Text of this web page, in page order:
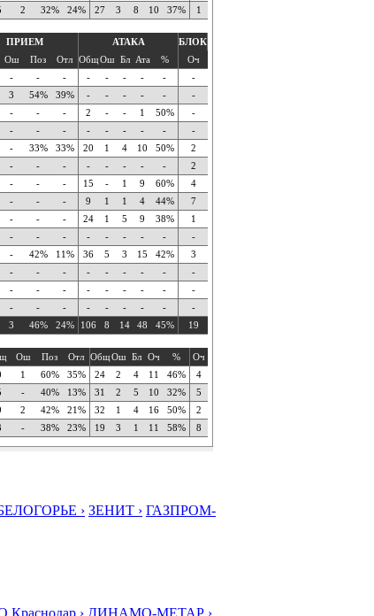
2 32% 24% 27 3 8 10 37% 1
ПРИЕМ АТАКА
БЛОК
Ош Поз Отл ОбщОш Бл Ата % Оч
- - - - - - - - -
3 54% 39% - - - - - -
- - - 2 - - 1 50% -
- - - - - - - - -
- 33% 33% 20 1 4 10 50% 2
- - - - - - - - 2
- - - 15 - 1 9 60% 4
- - - 9 1 1 4 44% 7
- - - 24 1 5 9 38% 1
- - - - - - - - -
- 42% 11% 36 5 3 15 42% 3
- - - - - - - - -
- - - - - - - - -
- - - - - - - - -
3 46% 24% 106 8 14 48 45% 19
Ош Поз Отл ОбщОш Бл Оч % Оч
1 60% 35% 24 2 4 11 46% 4
- 40% 13% 31 2 5 10 32% 5
2 42% 21% 32 1 4 16 50% 2
- 38% 23% 19 3 1 11 58% 8
› ЗЕНИТ › ГАЗПРОМ-